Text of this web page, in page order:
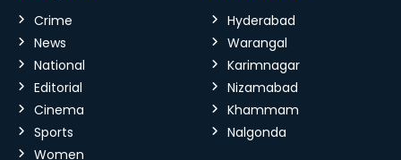
Crime
News
National
Editorial
Cinema
Sports
Women
Hyderabad
Warangal
Karimnagar
Nizamabad
Khammam
Nalgonda